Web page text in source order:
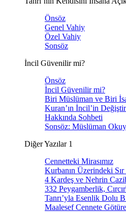
Önsöz
Genel Vahiy
Özel Vahiy
Sonsöz
İncil Güvenilir mi?
Önsöz
İncil Güvenilir mi?
Biri Müslüman ve Biri
Kuran’ın İncil’in
Hakkında Sohbeti
Sonsöz: Müslüman
Diğer Yazılar 1
Cennetteki Mirasımız
Kurbanın Üzerindeki Sır
4 Kardeş ve Nehrin
332 Peygamberlik,
Tanrı’yla Esenlik Dolu
Maalesef Cennete